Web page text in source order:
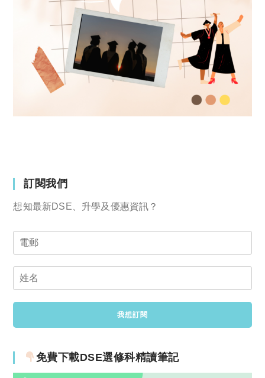
訂閱我們
想知最新DSE、升學及優惠資訊？
免費下載DSE選修科精讀筆記